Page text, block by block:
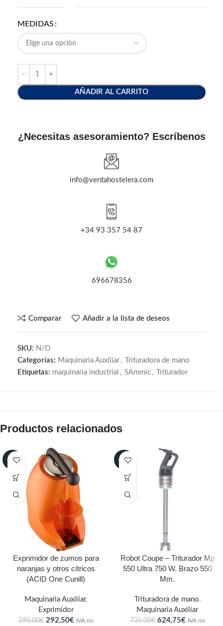
MEDIDAS
AÑADIR AL CARRITO
¿Necesitas asesoramiento? Escríbenos
info@ventahostelera.com
+34 93 357 54 87
696678356
Comparar Añadir a la lista de deseos
SKU: N/D
Categorías: Maquinaria Auxiliar ,
Trituradora de mano
Etiquetas: maquinaria industrial , SAmmic , Triturador
Productos relacionados
-25%
Exprimidor de zumos para
naranjas y otros cítricos
(ACID One Cunill)
Maquinaria Auxiliar,
Exprimidor
390,00€ 292,50€ IVA no
-15%
Robot Coupe – Triturador Mp
550 Ultra 750 W. Brazo 550
Mm.
Trituradora de mano,
Maquinaria Auxiliar
735,00€ 624,75€ IVA no